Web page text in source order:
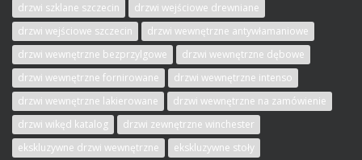
drzwi szklane szczecin
drzwi wejściowe drewniane
drzwi wejściowe szczecin
drzwi wewnętrzne antywłamaniowe
drzwi wewnętrzne bezprzylgowe
drzwi wewnętrzne dębowe
drzwi wewnętrzne fornirowane
drzwi wewnętrzne intenso
drzwi wewnętrzne lakierowane
drzwi wewnętrzne na zamówienie
drzwi wikęd katalog
drzwi zewnętrzne winchester
ekskluzywne drzwi wewnętrzne
ekskluzywne stoły